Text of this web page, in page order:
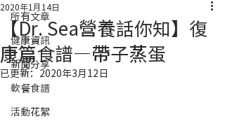
所有文章
健康資訊
新聞分享
軟餐食譜
活動花絮
【Dr. Sea營養話你知】復
康篇食譜—帶子蒸蛋
2020年1月14日
已更新：2020年3月12日